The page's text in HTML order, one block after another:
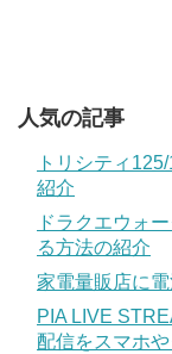
人気の記事
トリシティ
紹介
ドラクエウォ
る方法の紹介
家電量販店に
PIA LIVE
配信をスマホ